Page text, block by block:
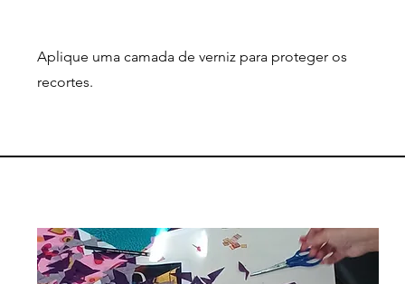
Aplique uma camada de verniz para proteger os
recortes.